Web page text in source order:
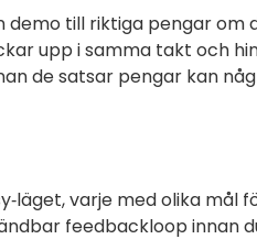
till riktiga pengar om
upp i samma takt och
de satsar pengar kan
varje med olika mål
feedbackloop innan